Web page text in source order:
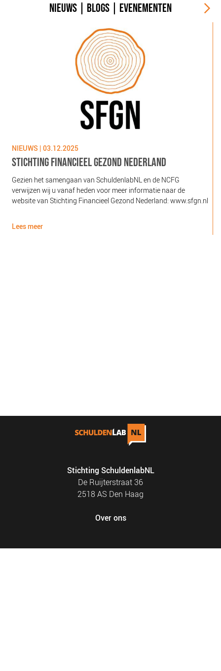
NIEUWS BLOGS EVENEMENTEN
NIEUWS | 03.12.2025
STICHTING FINANCIEEL GEZOND NEDERLAND
Gezien het samengaan van SchuldenlabNL en de NCFG
verwijzen wij u vanaf heden voor meer informatie naar de
website van Stichting Financieel Gezond Nederland: www.sfgn.nl
Lees meer
Stichting SchuldenlabNL
De Ruijterstraat 36
2518 AS Den Haag
Over ons